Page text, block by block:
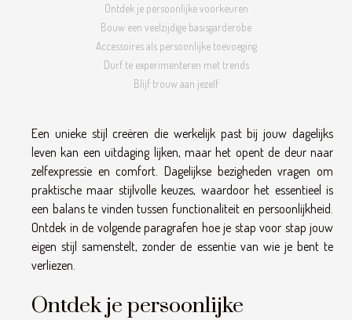
Ontdek je persoonlijke voorkeuren
Bouw een veelzijdige basisgarderobe
Accessoires als persoonlijke toevoeging
Durf te experimenteren met trends
Blijf trouw aan jezelf
Een unieke stijl creëren die werkelijk past bij jouw dagelijks
leven kan een uitdaging lijken, maar het opent de deur naar
zelfexpressie en comfort. Dagelijkse bezigheden vragen om
praktische maar stijlvolle keuzes, waardoor het essentieel is
een balans te vinden tussen functionaliteit en persoonlijkheid.
Ontdek in de volgende paragrafen hoe je stap voor stap jouw
eigen stijl samenstelt, zonder de essentie van wie je bent te
verliezen.
Ontdek je persoonlijke